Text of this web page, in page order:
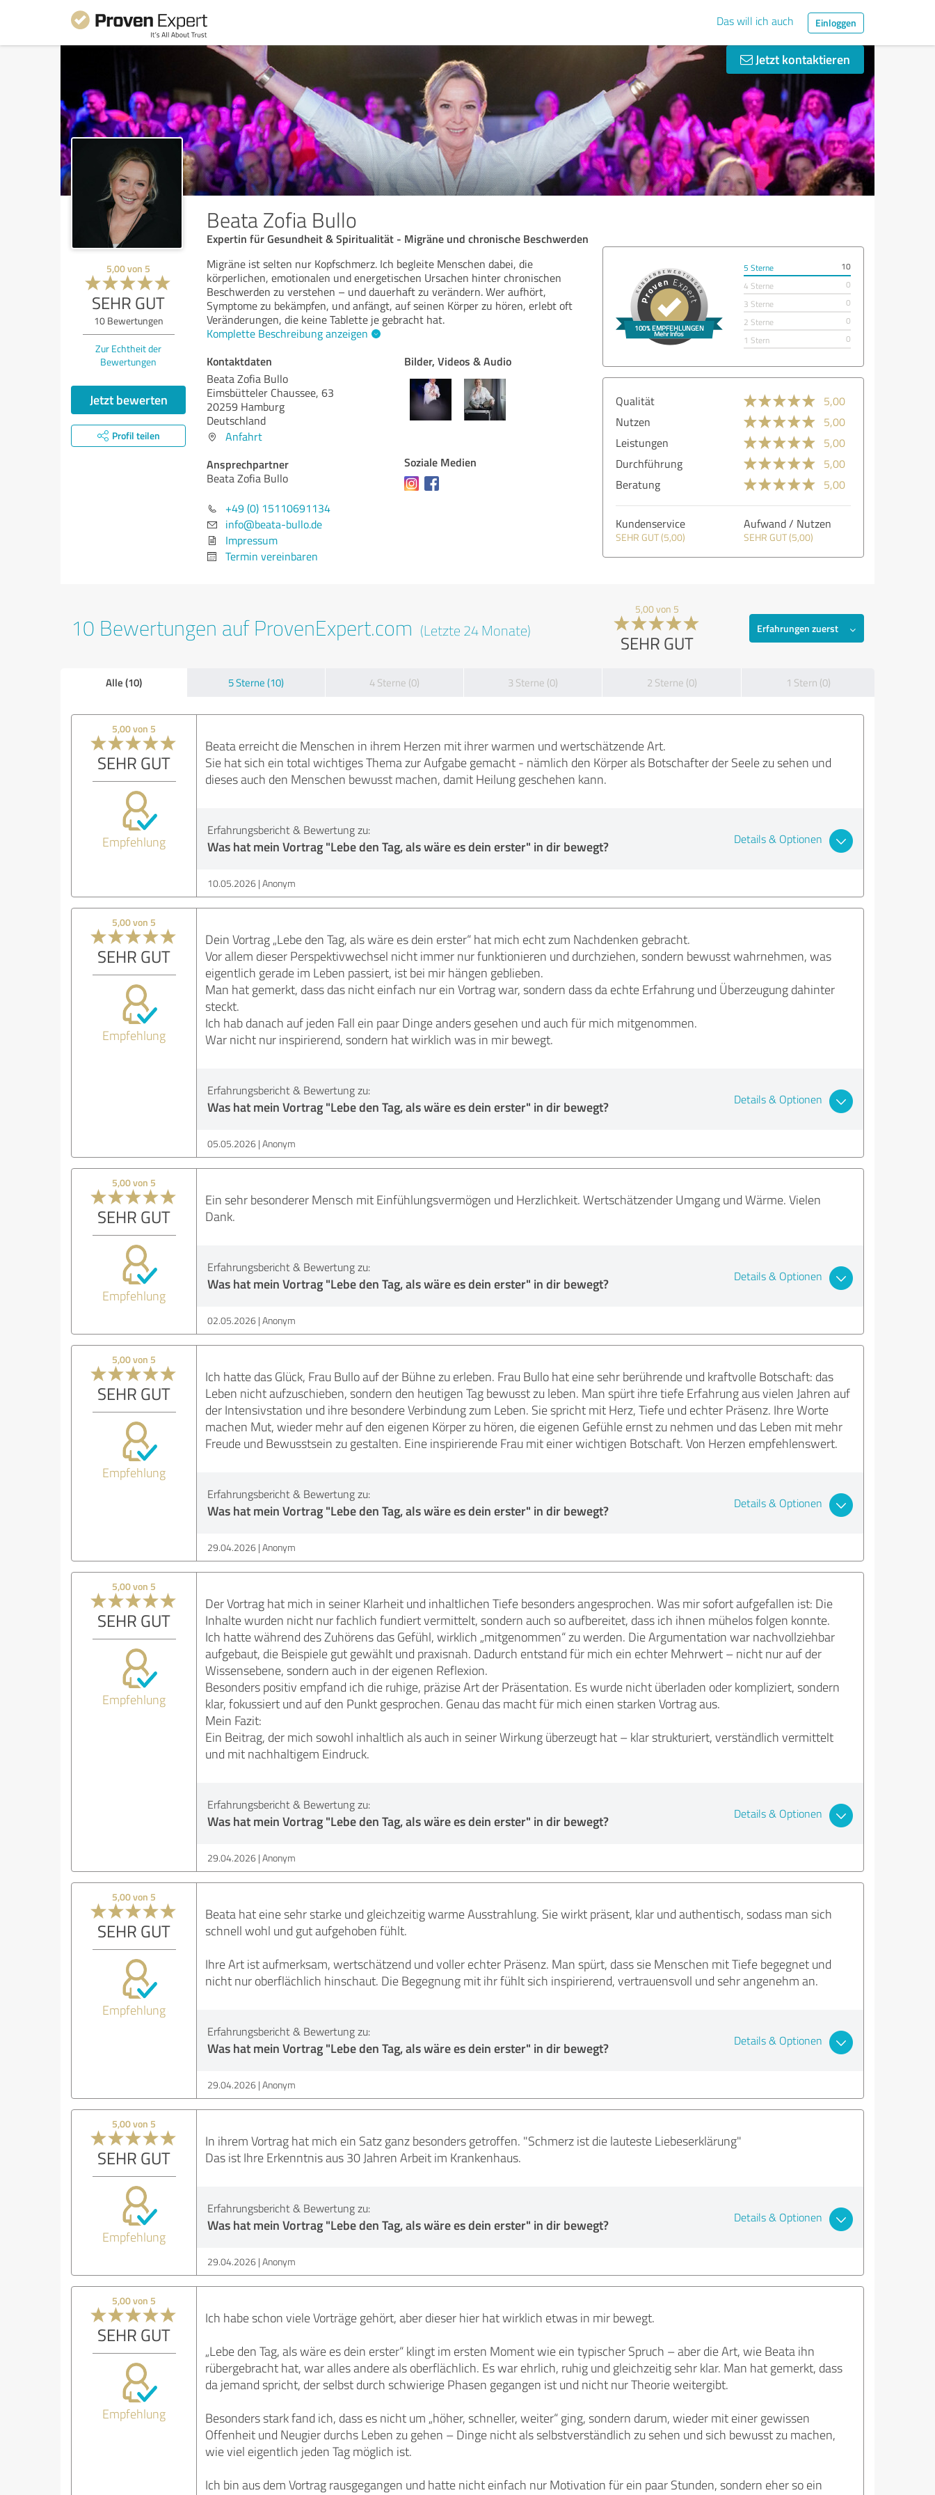
Das will ich auch Einloggen
Jetzt kontaktieren
Beata Zofia Bullo
Expertin für Gesundheit & Spiritualität - Migräne und chronische Beschwerden
5,00von 5
SEHR GUT
10Bewertungen
Zur Echtheit der
Bewertungen
Jetzt bewerten
Profil teilen
Migräne ist selten nur Kopfschmerz. Ich begleite Menschen dabei, die
körperlichen, emotionalen und energetischen Ursachen hinter chronischen
Beschwerden zu verstehen – und dauerhaft zu verändern. Wer aufhört,
Symptome zu bekämpfen, und anfängt, auf seinen Körper zu hören, erlebt oft
Veränderungen, die keine Tablette je gebracht hat.
Komplette Beschreibung anzeigen
Kontaktdaten
Beata Zofia Bullo
Eimsbütteler Chaussee, 63
20259 Hamburg
Deutschland
Anfahrt
Ansprechpartner
Beata Zofia Bullo
+49 (0) 15110691134
info@beata-bullo.de
Impressum
Termin vereinbaren
Bilder, Videos & Audio
Soziale Medien
5 Sterne
10
4 Sterne
0
3 Sterne
0
2 Sterne
0
1 Stern
0
Qualität
5,00
Nutzen
5,00
Leistungen
5,00
Durchführung
5,00
Beratung
5,00
Kundenservice
SEHR GUT (5,00)
Aufwand / Nutzen
SEHR GUT (5,00)
10 Bewertungen auf ProvenExpert.com (Letzte 24 Monate)
5,00 von 5
SEHR GUT
Erfahrungen zuerst
Alle (10) 5 Sterne (10) 4 Sterne (0) 3 Sterne (0) 2 Sterne (0) 1 Stern (0)
5,00 von 5
SEHR GUT
Empfehlung
Beata erreicht die Menschen in ihrem Herzen mit ihrer warmen und wertschätzende Art.
Sie hat sich ein total wichtiges Thema zur Aufgabe gemacht - nämlich den Körper als Botschafter der Seele zu sehen und
dieses auch den Menschen bewusst machen, damit Heilung geschehen kann.
Erfahrungsbericht & Bewertung zu:
Was hat mein Vortrag "Lebe den Tag, als wäre es dein erster" in dir bewegt? Details & Optionen
10.05.2026 Anonym
5,00 von 5
SEHR GUT
Empfehlung
Dein Vortrag „Lebe den Tag, als wäre es dein erster“ hat mich echt zum Nachdenken gebracht.
Vor allem dieser Perspektivwechsel nicht immer nur funktionieren und durchziehen, sondern bewusst wahrnehmen, was
eigentlich gerade im Leben passiert, ist bei mir hängen geblieben.
Man hat gemerkt, dass das nicht einfach nur ein Vortrag war, sondern dass da echte Erfahrung und Überzeugung dahinter
steckt.
Ich hab danach auf jeden Fall ein paar Dinge anders gesehen und auch für mich mitgenommen.
War nicht nur inspirierend, sondern hat wirklich was in mir bewegt.
Erfahrungsbericht & Bewertung zu:
Was hat mein Vortrag "Lebe den Tag, als wäre es dein erster" in dir bewegt? Details & Optionen
05.05.2026 Anonym
5,00 von 5
SEHR GUT
Empfehlung
Ein sehr besonderer Mensch mit Einfühlungsvermögen und Herzlichkeit. Wertschätzender Umgang und Wärme. Vielen
Dank.
Erfahrungsbericht & Bewertung zu:
Was hat mein Vortrag "Lebe den Tag, als wäre es dein erster" in dir bewegt? Details & Optionen
02.05.2026 Anonym
5,00 von 5
SEHR GUT
Empfehlung
Ich hatte das Glück, Frau Bullo auf der Bühne zu erleben. Frau Bullo hat eine sehr berührende und kraftvolle Botschaft: das
Leben nicht aufzuschieben, sondern den heutigen Tag bewusst zu leben. Man spürt ihre tiefe Erfahrung aus vielen Jahren auf
der Intensivstation und ihre besondere Verbindung zum Leben. Sie spricht mit Herz, Tiefe und echter Präsenz. Ihre Worte
machen Mut, wieder mehr auf den eigenen Körper zu hören, die eigenen Gefühle ernst zu nehmen und das Leben mit mehr
Freude und Bewusstsein zu gestalten. Eine inspirierende Frau mit einer wichtigen Botschaft. Von Herzen empfehlenswert.
Erfahrungsbericht & Bewertung zu:
Was hat mein Vortrag "Lebe den Tag, als wäre es dein erster" in dir bewegt? Details & Optionen
29.04.2026 Anonym
5,00 von 5
SEHR GUT
Empfehlung
Der Vortrag hat mich in seiner Klarheit und inhaltlichen Tiefe besonders angesprochen. Was mir sofort aufgefallen ist: Die
Inhalte wurden nicht nur fachlich fundiert vermittelt, sondern auch so aufbereitet, dass ich ihnen mühelos folgen konnte.
Ich hatte während des Zuhörens das Gefühl, wirklich „mitgenommen“ zu werden. Die Argumentation war nachvollziehbar
aufgebaut, die Beispiele gut gewählt und praxisnah. Dadurch entstand für mich ein echter Mehrwert – nicht nur auf der
Wissensebene, sondern auch in der eigenen Reflexion.
Besonders positiv empfand ich die ruhige, präzise Art der Präsentation. Es wurde nicht überladen oder kompliziert, sondern
klar, fokussiert und auf den Punkt gesprochen. Genau das macht für mich einen starken Vortrag aus.
Mein Fazit:
Ein Beitrag, der mich sowohl inhaltlich als auch in seiner Wirkung überzeugt hat – klar strukturiert, verständlich vermittelt
und mit nachhaltigem Eindruck.
Erfahrungsbericht & Bewertung zu:
Was hat mein Vortrag "Lebe den Tag, als wäre es dein erster" in dir bewegt? Details & Optionen
29.04.2026 Anonym
5,00 von 5
SEHR GUT
Empfehlung
Beata hat eine sehr starke und gleichzeitig warme Ausstrahlung. Sie wirkt präsent, klar und authentisch, sodass man sich
schnell wohl und gut aufgehoben fühlt.
Ihre Art ist aufmerksam, wertschätzend und voller echter Präsenz. Man spürt, dass sie Menschen mit Tiefe begegnet und
nicht nur oberflächlich hinschaut. Die Begegnung mit ihr fühlt sich inspirierend, vertrauensvoll und sehr angenehm an.
Erfahrungsbericht & Bewertung zu:
Was hat mein Vortrag "Lebe den Tag, als wäre es dein erster" in dir bewegt? Details & Optionen
29.04.2026 Anonym
5,00 von 5
SEHR GUT
Empfehlung
In ihrem Vortrag hat mich ein Satz ganz besonders getroffen. "Schmerz ist die lauteste Liebeserklärung"
Das ist Ihre Erkenntnis aus 30 Jahren Arbeit im Krankenhaus.
Erfahrungsbericht & Bewertung zu:
Was hat mein Vortrag "Lebe den Tag, als wäre es dein erster" in dir bewegt? Details & Optionen
29.04.2026 Anonym
5,00 von 5
SEHR GUT
Empfehlung
Ich habe schon viele Vorträge gehört, aber dieser hier hat wirklich etwas in mir bewegt.
„Lebe den Tag, als wäre es dein erster“ klingt im ersten Moment wie ein typischer Spruch – aber die Art, wie Beata ihn
rübergebracht hat, war alles andere als oberflächlich. Es war ehrlich, ruhig und gleichzeitig sehr klar. Man hat gemerkt, dass
da jemand spricht, der selbst durch schwierige Phasen gegangen ist und nicht nur Theorie weitergibt.
Besonders stark fand ich, dass es nicht um „höher, schneller, weiter“ ging, sondern darum, wieder mit einer gewissen
Offenheit und Neugier durchs Leben zu gehen – Dinge nicht als selbstverständlich zu sehen und sich bewusst zu machen,
wie viel eigentlich jeden Tag möglich ist.
Ich bin aus dem Vortrag rausgegangen und hatte nicht einfach nur Motivation für ein paar Stunden, sondern eher so ein